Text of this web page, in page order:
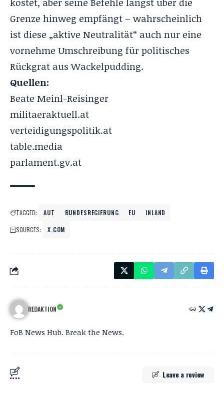
Grenze hinweg empfängt – wahrscheinlich
ist diese „aktive Neutralität“ auch nur eine
vornehme Umschreibung für politisches
Rückgrat aus Wackelpudding.
Quellen:
Beate Meinl-Reisinger
militaeraktuell.at
verteidigungspolitik.at
table.media
parlament.gv.at
TAGGED: AUT BUNDESREGIERUNG EU
INLAND
SOURCES:
X.COM
REDAKTION
FoB News Hub. Break the News.
Leave a review